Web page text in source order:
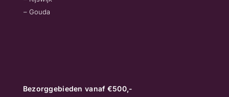
– Gouda
Bezorggebieden vanaf €500,-